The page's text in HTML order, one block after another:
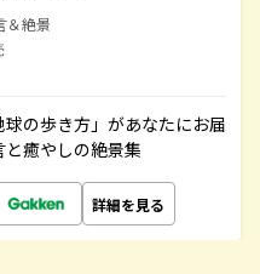
＆絶景
の歩き方」があなたにお届
癒やしの絶景集
詳細を見る